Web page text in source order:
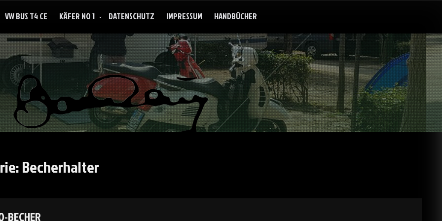
VW BUS T4 CE KÄFER NO 1 DATENSCHUTZ IMPRESSUM HANDBÜCHER
Becherhalter
BECHER